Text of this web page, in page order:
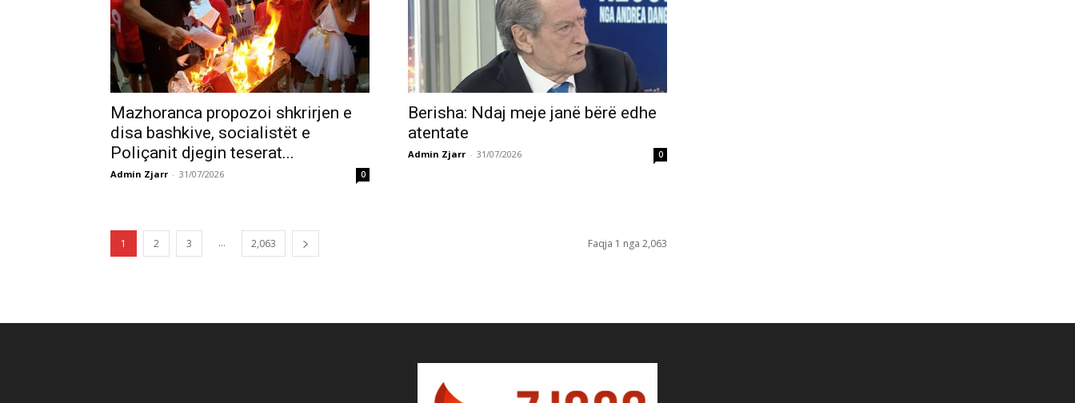
Mazhoranca propozoi shkrirjen e
disa bashkive, socialistët e
Poliçanit djegin teserat...
Admin Zjarr - 31/07/2026 0
Berisha: Ndaj meje janë bërë edhe
atentate
Admin Zjarr - 31/07/2026 0
1 2 3 ... 2,063 Faqja 1 nga 2,063